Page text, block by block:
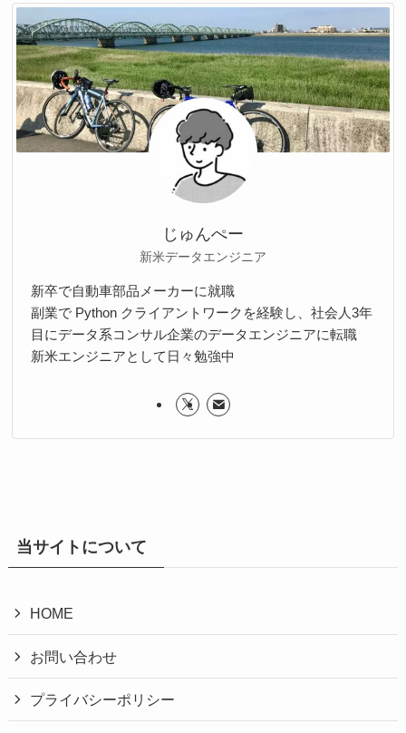
じゅんぺー
新米データエンジニア
新卒で自動車部品メーカーに就職
副業で Python クライアントワークを経験し、社会人3年
目にデータ系コンサル企業のデータエンジニアに転職
新米エンジニアとして日々勉強中
当サイトについて
HOME
お問い合わせ
プライバシーポリシー